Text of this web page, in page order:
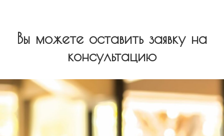
Вы можете оставить заявку на
консультацию